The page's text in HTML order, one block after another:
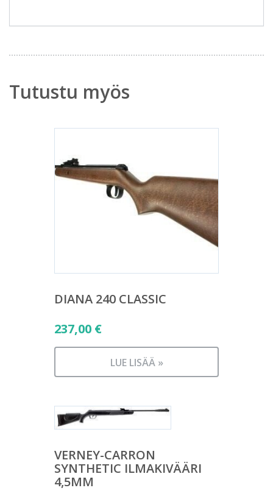
Tutustu myös
DIANA 240 CLASSIC
237,00 €
LUE LISÄÄ »
VERNEY-CARRON
SYNTHETIC ILMAKIVÄÄRI
4,5MM